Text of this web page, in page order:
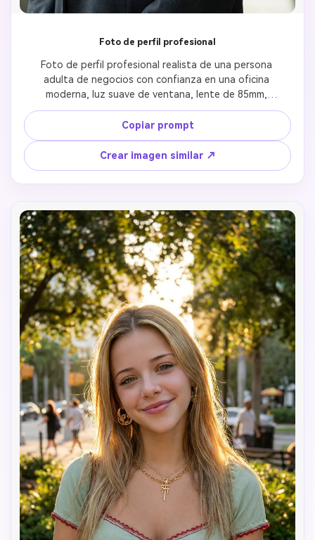
Foto de perfil profesional
Foto de perfil profesional realista de una persona
adulta de negocios con confianza en una oficina
moderna, luz suave de ventana, lente de 85mm,
textura de piel natural, ojos nítidos, poca
profundidad de campo, fondo neutro, estilo
fotorrealista
Copiar prompt
Crear imagen similar ↗